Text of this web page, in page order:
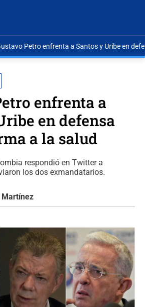
Petro enfrenta a Santos y Uribe en
enfrenta a
en defensa
a la salud
respondió en Twitter a
los dos exmandatarios.
Martínez